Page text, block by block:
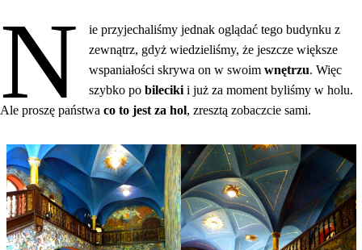
N
ie przyjechaliśmy jednak oglądać tego budynku z
zewnątrz, gdyż wiedzieliśmy, że jeszcze większe
wspaniałości skrywa on w swoimwnętrzu. Więc
szybko pobilecikii już za moment byliśmy w holu.
Ale proszę państwa co to jest za hol, zresztą zobaczcie sami.